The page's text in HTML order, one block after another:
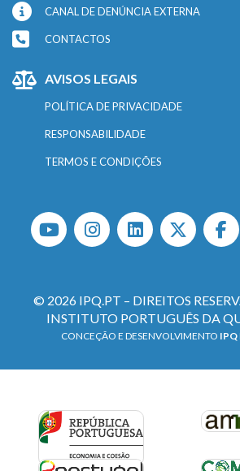
CANAL DE DENÚNCIA EXTERNA
CONTACTOS
AVISOS LEGAIS
POLÍTICA DE PRIVACIDADE
RESPONSABILIDADE
TERMOS E CONDIÇÕES
© 2026 IPQ.PT – DIREITOS
INSTITUTO PORTUGUÊS DA
CONCEÇÃO E DESENVOLVIMENTO IPQ